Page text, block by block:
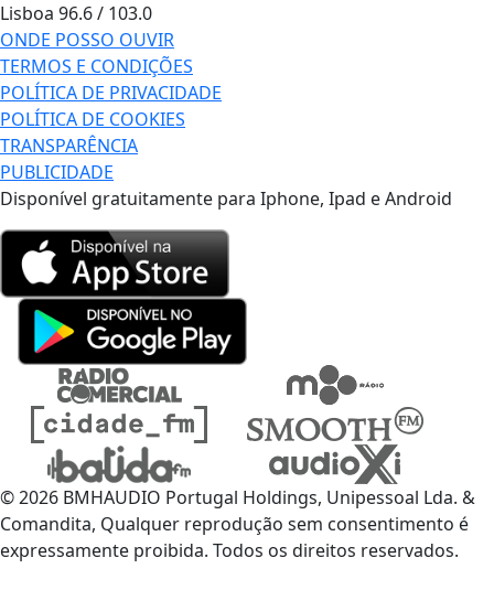
Lisboa 96.6 / 103.0
ONDE POSSO OUVIR
TERMOS E CONDIÇÕES
POLÍTICA DE PRIVACIDADE
POLÍTICA DE COOKIES
TRANSPARÊNCIA
PUBLICIDADE
Disponível gratuitamente para Iphone, Ipad e Android
© 2026 BMHAUDIO Portugal Holdings, Unipessoal Lda. &
Comandita, Qualquer reprodução sem consentimento é
expressamente proibida. Todos os direitos reservados.